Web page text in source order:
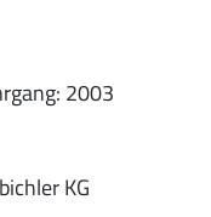
2003
KG